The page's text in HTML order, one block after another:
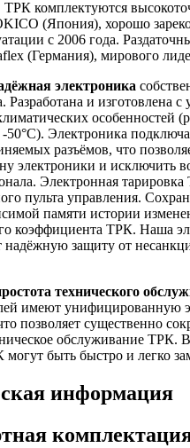
ТРК комплектуются
(Япония), хорошо
с 2006 года.
(Германия), мирового
электроника
Разработана и изготовлена с
особенностей
-50°С). Электроника
разъёмов, что
электроники и исключить
Электронная
пульта управления.
памяти истории
коэффициента ТРК. Наша
надёжную защиту от
технического
имеют унифицированную
позволяет существенно
обслуживание ТРК.
могут быть быстро и легко
информация